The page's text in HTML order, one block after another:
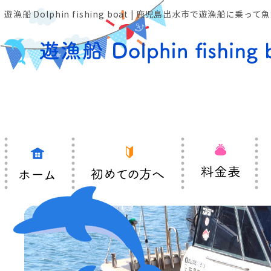
遊漁船 Dolphin fishing boat | 鹿児島出水市で遊漁船に乗って魚